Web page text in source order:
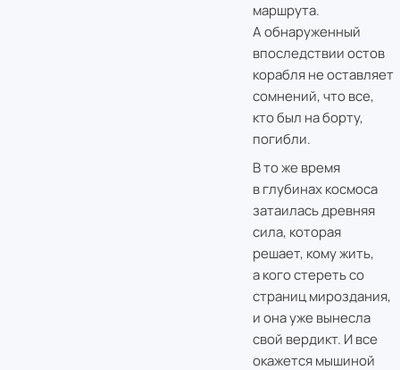
маршрута.
А обнаруженный
впоследствии остов
корабля не оставляет
сомнений, что все,
кто был на борту,
погибли.
В то же время
в глубинах космоса
затаилась древняя
сила, которая
решает, кому жить,
а кого стереть со
страниц мироздания,
и она уже вынесла
свой вердикт. И все
окажется мышиной